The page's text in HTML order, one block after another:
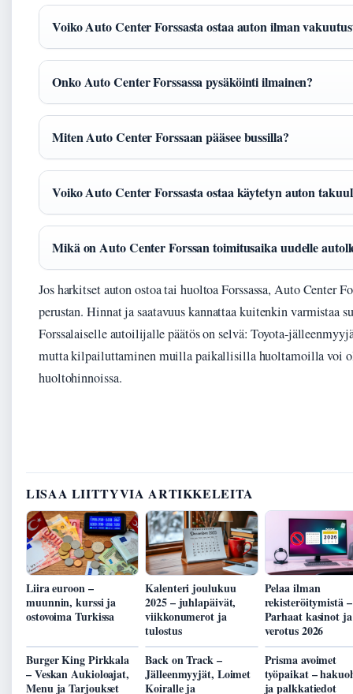
Voiko Auto Center Forssasta ostaa auton ilman
Onko Auto Center Forssassa pysäköinti ilmainen?
Miten Auto Center Forssaan pääsee bussilla?
Voiko Auto Center Forssasta ostaa käytetyn auton
Mikä on Auto Center Forssan toimitusaika uudelle
Jos harkitset auton ostoa tai huoltoa Forssassa, Auto Center
perustan. Hinnat ja saatavuus kannattaa kuitenkin varmistaa
Forssalaiselle autoilijalle päätös on selvä: Toyota-
mutta kilpailuttaminen muilla paikallisilla huoltamoilla voi
huoltohinnoissa.
LISAA LIITTYVIA ARTIKKELEITA
Liira euroon –
muunnin, kurssi ja
ostovoima Turkissa
Kalenteri joulukuu
2025 – juhlapäivät,
viikkonumerot ja
tulostus
Pelaa ilman
rekisteröitymistä –
Parhaat kasinot ja
verotus 2026
Burger King Pirkkala
– Veskan Aukioloajat,
Menu ja Tarjoukset
Back on Track –
Jälleenmyyjät, Loimet
Koiralle ja
Prisma avoimet
työpaikat –
ja palkkatiedot